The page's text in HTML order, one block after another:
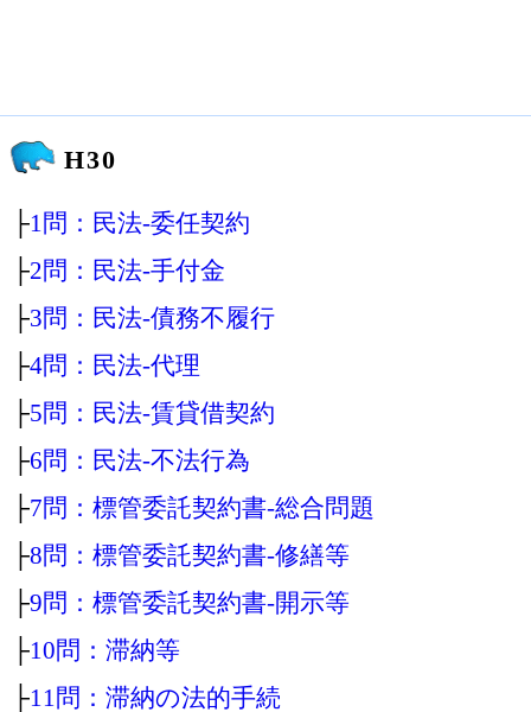
H30
├1問：民法‐委任契約
├2問：民法‐手付金
├3問：民法‐債務不履行
├4問：民法‐代理
├5問：民法‐賃貸借契約
├6問：民法‐不法行為
├7問：標管委託契約書‐総合問題
├8問：標管委託契約書‐修繕等
├9問：標管委託契約書‐開示等
├10問：滞納等
├11問：滞納の法的手続